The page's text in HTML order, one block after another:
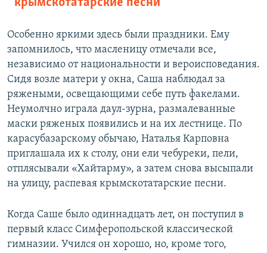
крымскотатарские песни
Особенно яркими здесь были праздники. Ему
запомнилось, что масленицу отмечали все,
независимо от национальности и вероисповедания.
Сидя возле матери у окна, Саша наблюдал за
ряжеными, освещающими себе путь факелами.
Неумолчно играла даул-зурна, размалеванные
маски ряженых появились и на их лестнице. По
карасубазарскому обычаю, Наталья Карповна
приглашала их к столу, они ели чебуреки, пели,
отплясывали «Хайтарму», а затем снова высыпали
на улицу, распевая крымскотатарские песни.
Когда Саше было одиннадцать лет, он поступил в
первый класс Симферопольской классической
гимназии. Учился он хорошо, но, кроме того,